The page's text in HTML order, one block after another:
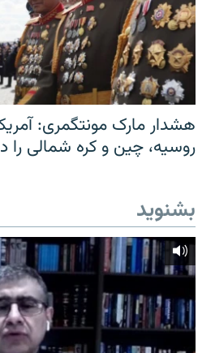
هشدار مارک مونتگمری:
روسیه، چین و کره شمالی
بشنوید